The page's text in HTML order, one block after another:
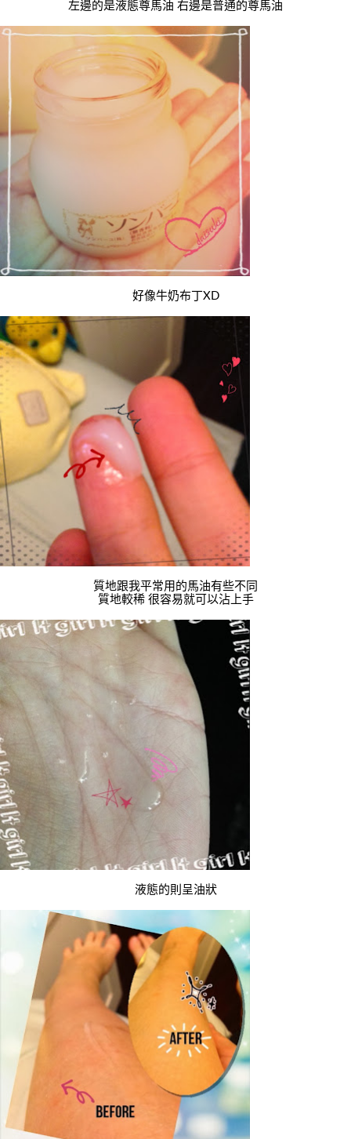
左邊的是液態尊馬油 右邊是普通的尊馬油
好像牛奶布丁XD
質地跟我平常用的馬油有些不同
質地較稀 很容易就可以沾上手
液態的則呈油狀